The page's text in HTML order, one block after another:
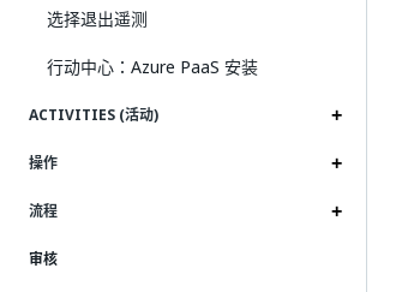
选择退出遥测
行动中心：Azure PaaS 安装
ACTIVITIES (活动)
操作
流程
审核